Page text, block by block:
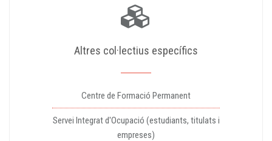
Altres col·lectius específics
Centre de Formació Permanent
Servei Integrat d'Ocupació (estudiants, titulats i
empreses)